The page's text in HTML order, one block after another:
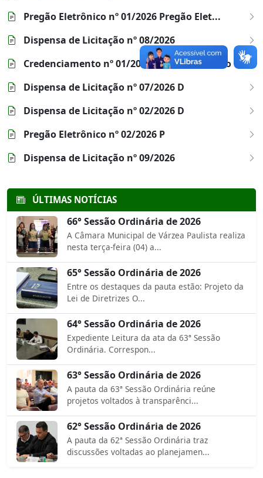
Pregão Eletrônico nº 01/2026 Pregão Elet...
Dispensa de Licitação nº 08/2026
Credenciamento nº 01/2026 Credenciamento
Dispensa de Licitação nº 07/2026 D
Dispensa de Licitação nº 02/2026 D
Pregão Eletrônico nº 02/2026 P
Dispensa de Licitação nº 09/2026
ÚLTIMAS NOTÍCIAS
66° Sessão Ordinária de 2026
A Câmara Municipal de Várzea Paulista realiza
nesta terça-feira (04) a...
65° Sessão Ordinária de 2026
Entre os destaques da pauta estão: Projeto da
Lei de Diretrizes O...
64° Sessão Ordinária de 2026
Expediente Leitura da ata da 63ª Sessão
Ordinária. Correspon...
63° Sessão Ordinária de 2026
A pauta da 63ª Sessão Ordinária reúne
projetos voltados à transparênci...
62° Sessão Ordinária de 2026
A pauta da 62ª Sessão Ordinária traz
discussões voltadas ao planejamen...